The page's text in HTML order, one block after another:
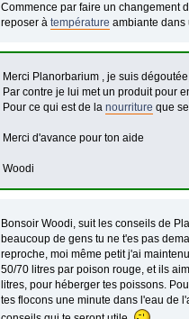
Commence par faire un changement
reposer à température ambiante dans
Merci Planorbarium , je suis
Par contre je lui met un produit pour
Pour ce qui est de la nourriture que
Merci d'avance pour ton aide
Woodi
Bonsoir Woodi, suit les conseils de
beaucoup de gens tu ne t'es pas
reproche, moi même petit j'ai
50/70 litres par poison rouge, et ils
litres, pour héberger tes poissons.
tes flocons une minute dans l'eau de